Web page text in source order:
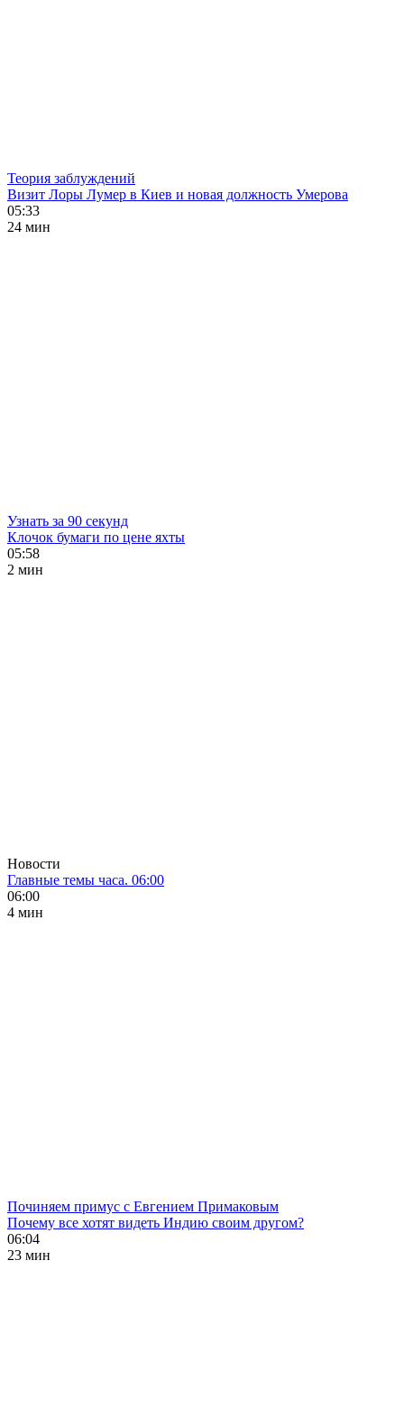
Теория заблуждений
Визит Лоры Лумер в Киев и новая должность Умерова
05:33
24 мин
Узнать за 90 секунд
Клочок бумаги по цене яхты
05:58
2 мин
Новости
Главные темы часа. 06:00
06:00
4 мин
Починяем примус с Евгением Примаковым
Почему все хотят видеть Индию своим другом?
06:04
23 мин